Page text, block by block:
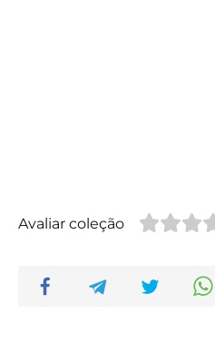
Avaliar coleção